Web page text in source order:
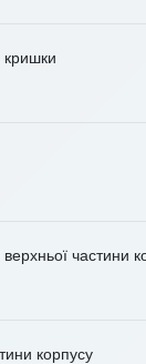
кришки
частини
корпусу